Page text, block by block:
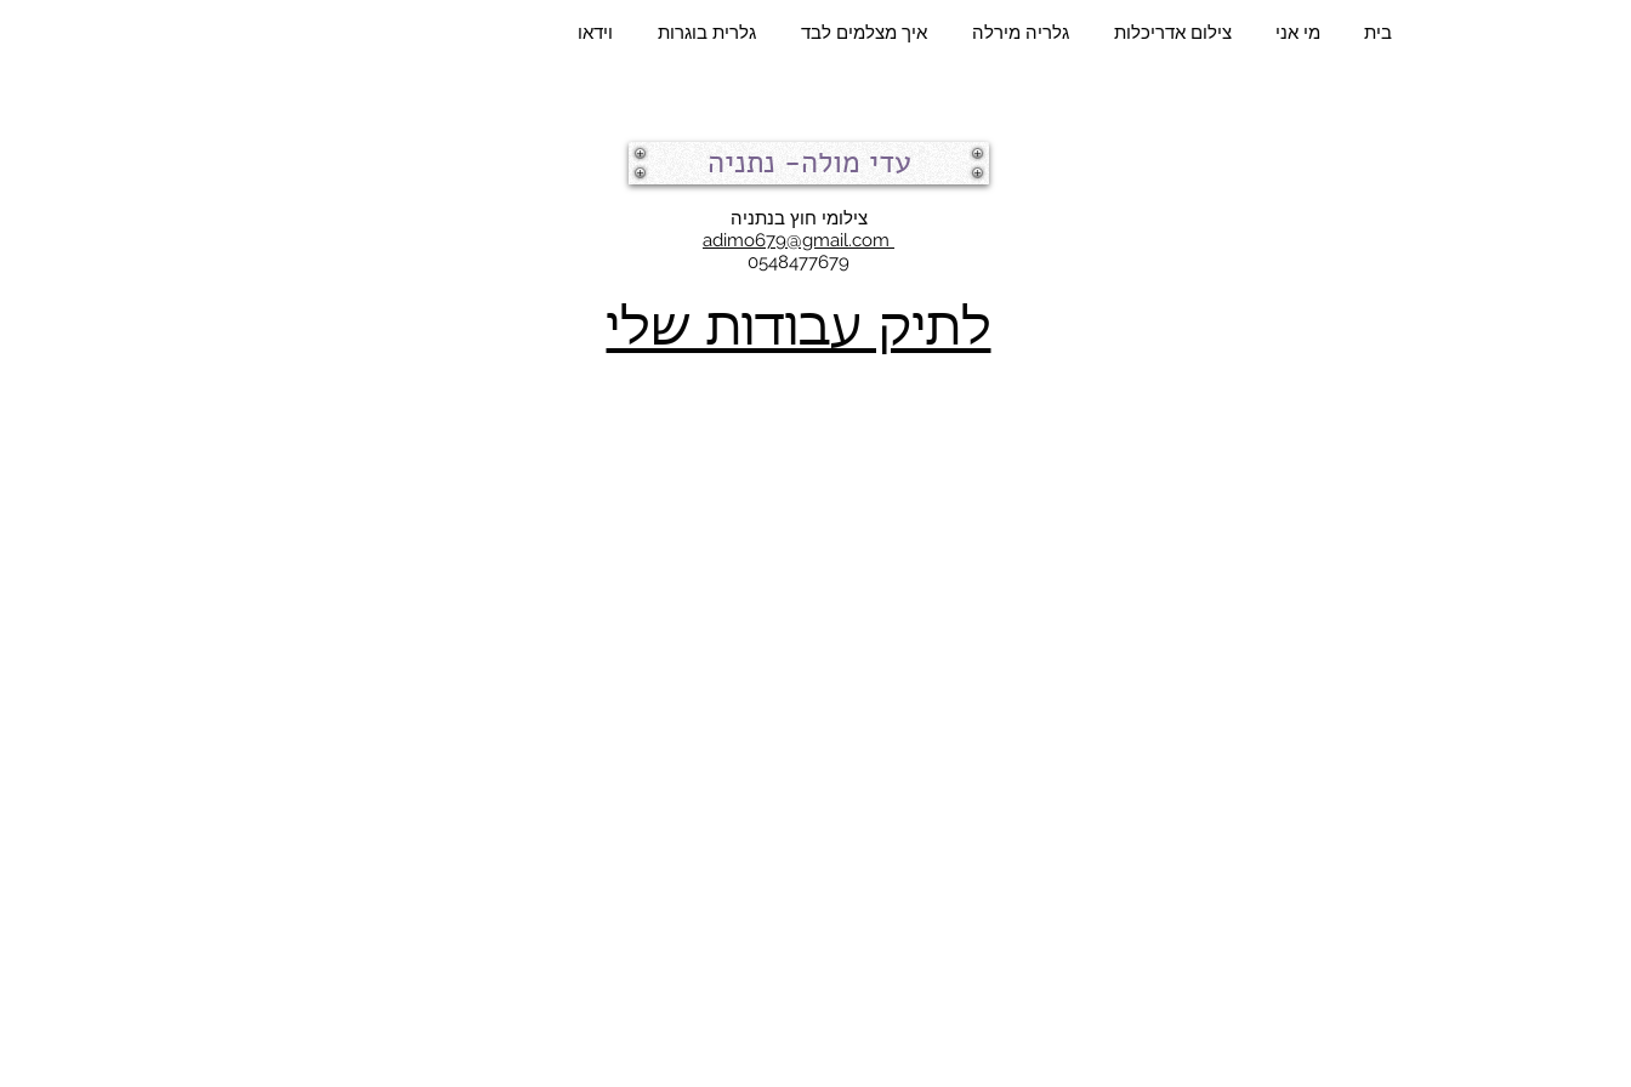
וידאו גלרית בוגרות איך מצלמים לבד גלריה מירלה צילום אדריכלות מי אני בית
עדי מולה- נתניה
צילומי חוץ בנתניה
adimo679@gmail.com
0548477679
לתיק עבודות שלי